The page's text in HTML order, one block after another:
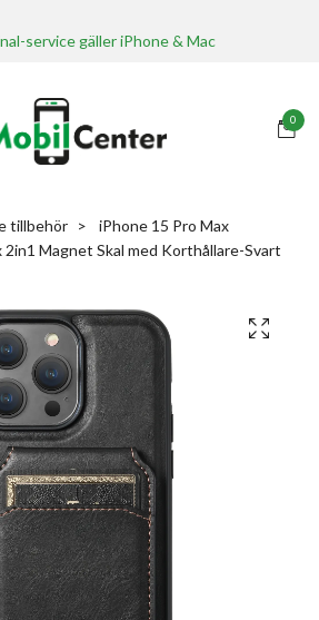
service gäller iPhone & Mac
0
tillbehör
iPhone 15 Pro Max
2in1 Magnet Skal med Korthållare-Svart